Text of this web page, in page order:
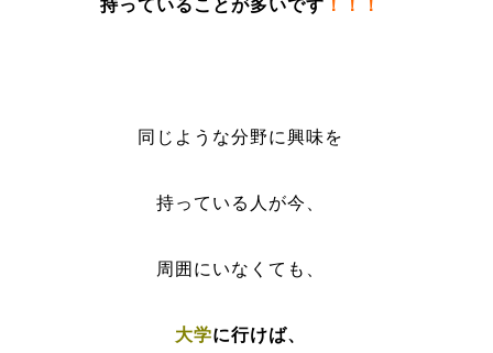
持っていることが多いです ！！！
同じような分野に興味を
持っている人が今、
周囲にいなくても、
大学に行けば、